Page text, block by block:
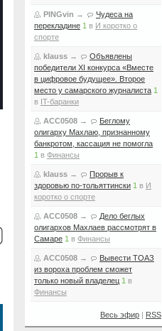
PINGvin →
Чудеса на
перекладине 1 в И коротко о
спорте
klauss →
Объявлены
победители XI конкурса «Вместе
в цифровое будущее». Второе
место у самарского журналиста 1
в IT-баранки
ACC0508 →
Беглому
олигарху Махлаю, признанному
банкротом, кассация не помогла
1 в Финансы
klauss →
Прорыв к
здоровью по-тольяттински 1 в И
коротко о спорте
ACC0508 →
Дело беглых
олигархов Махлаев рассмотрят в
Самаре 1 в Финансы
ACC0508 →
Вывести ТОАЗ
из вороха проблем сможет
только новый владелец 1 в
Финансы
Весь эфир | RSS